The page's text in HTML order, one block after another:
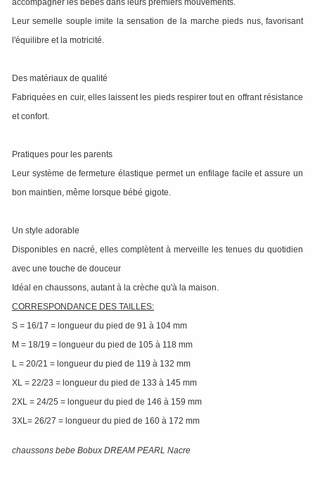
accompagner les bébés dans leurs premiers mouvements.
Leur semelle souple imite la sensation de la marche pieds nus, favorisant
l'équilibre et la motricité.
Des matériaux de qualité
Fabriquées en cuir, elles laissent les pieds respirer tout en offrant résistance
et confort.
Pratiques pour les parents
Leur système de fermeture élastique permet un enfilage facile et assure un
bon maintien, même lorsque bébé gigote.
Un style adorable
Disponibles en nacré, elles complètent à merveille les tenues du quotidien
avec une touche de douceur
Idéal en chaussons, autant à la crèche qu'à la maison.
CORRESPONDANCE DES TAILLES:
S = 16/17 = longueur du pied de 91 à 104 mm
M = 18/19 = longueur du pied de 105 à 118 mm
L = 20/21 = longueur du pied de 119 à 132 mm
XL = 22/23 = longueur du pied de 133 à 145 mm
2XL = 24/25 = longueur du pied de 146 à 159 mm
3XL= 26/27 = longueur du pied de 160 à 172 mm
chaussons bebe Bobux DREAM PEARL Nacre